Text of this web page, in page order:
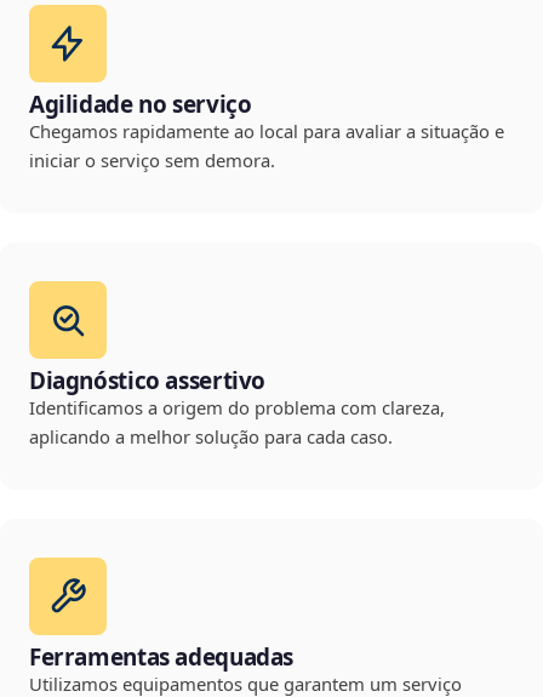
Agilidade no serviço
Chegamos rapidamente ao local para avaliar a situação e
iniciar o serviço sem demora.
Diagnóstico assertivo
Identificamos a origem do problema com clareza,
aplicando a melhor solução para cada caso.
Ferramentas adequadas
Utilizamos equipamentos que garantem um serviço